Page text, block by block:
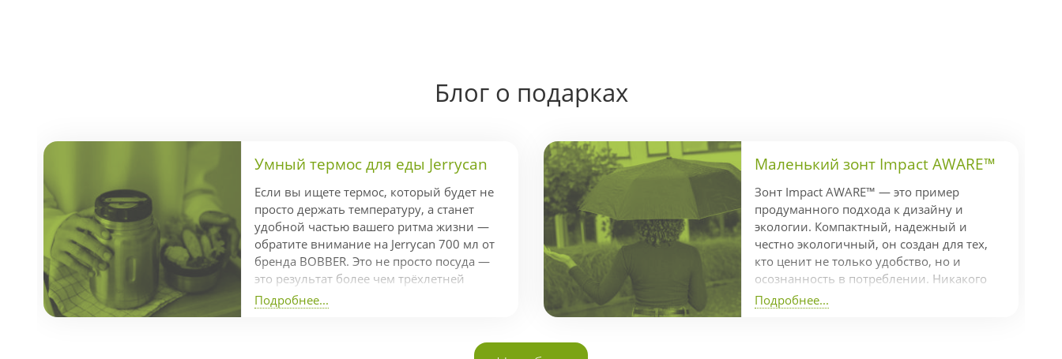
Блог о подарках
Умный термос для еды Jerrycan
Если вы ищете термос, который будет не
просто держать температуру, а станет
удобной частью вашего ритма жизни —
обратите внимание на Jerrycan 700 мл от
бренда BOBBER. Это не просто посуда —
это результат более чем трёхлетней
разработки командой экспертов,
отмеченный престижной наградой Red
продуманный дизайн. Держит тепло до 14
Подробнее...
Маленький зонт Impact AWARE™
Зонт Impact AWARE™ — это пример
продуманного подхода к дизайну и
экологии. Компактный, надежный и
честно экологичный, он создан для тех,
кто ценит не только удобство, но и
осознанность в потреблении. Никакого
гринвошинга — только реальные
действия Коллекция Impact включает
Подробнее...